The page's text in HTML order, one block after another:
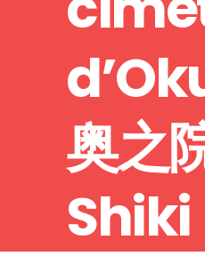
奥之
Shiki